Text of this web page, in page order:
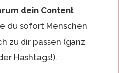
dein Content
du sofort Menschen
zu dir passen (ganz
Hashtags!).